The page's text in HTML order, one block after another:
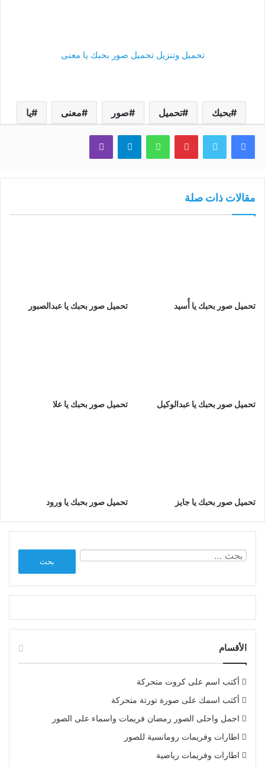
تحميل وتنزيل تحميل صور بحبك يا معنى
بحبك تحميل صور معنى يا
فيسبوك تويتر بينتيريستواتساب تيلقرام ڤايبر
مقالات ذات صلة
تحميل صور بحبك يا أُسيد تحميل صور بحبك يا عبدالصبور
تحميل صور بحبك يا عبدالوكيل تحميل صور بحبك يا علا
تحميل صور بحبك يا جايز تحميل صور بحبك يا ورود
الأقسام
أكتب اسم على كروت متحركة
أكتب اسمك على صورة تورتة متحركة
اجمل واحلى الصور رمضان فريمات واسماء على الصور
اطارات وفريمات رومانسية للصور
اطارات وفريمات رياضية